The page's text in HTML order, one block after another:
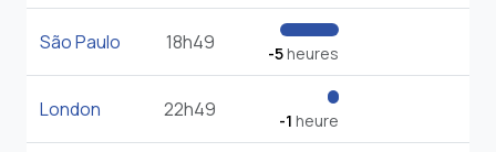
São Paulo 18h49 -5heures
London 22h49 -1 heure